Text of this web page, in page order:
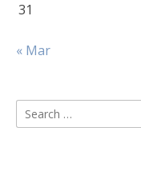
31
« Mar
Search
for: